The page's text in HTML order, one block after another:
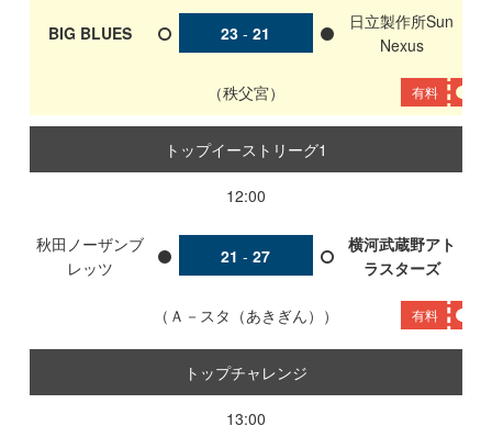
BIG BLUES 23 - 21
日立製作所Sun
Nexus
秩父宮 有料
トップイーストリーグ1
12:00
秋田ノーザンブ
レッツ
21 - 27
横河武蔵野アト
ラスターズ
Ａ－スタ（あきぎん） 有料
トップチャレンジ
13:00